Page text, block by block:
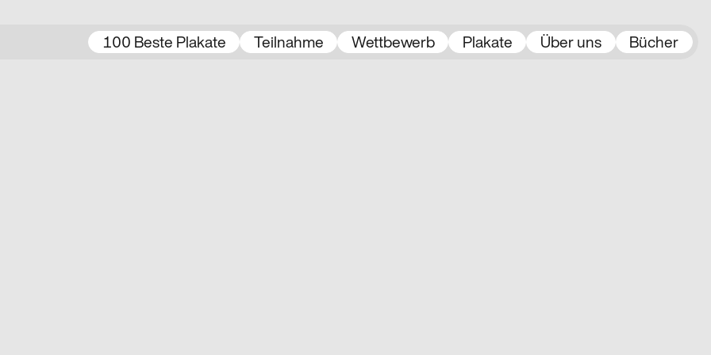
100 Beste Plakate Teilnahme Wettbewerb Plakate Über uns Bücher